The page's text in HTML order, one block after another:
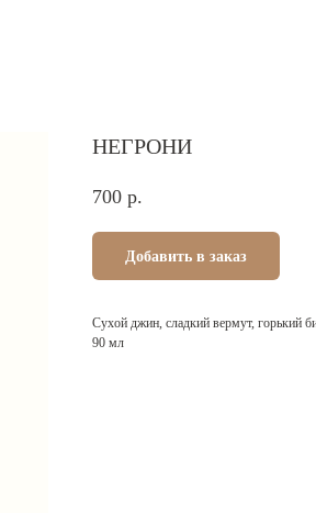
НЕГРОНИ
700 р.
Добавить в заказ
Сухой джин, сладкий вермут, горький
90 мл